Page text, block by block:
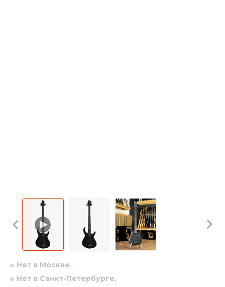
Нет в Москве.
Нет в Санкт-Петербурге.